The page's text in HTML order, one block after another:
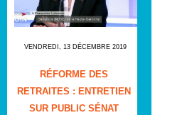
VENDREDI, 13 DÉCEMBRE 2019
RÉFORME DES
RETRAITES : ENTRETIEN
SUR PUBLIC SÉNAT